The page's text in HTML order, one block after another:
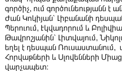
գործիչ, ում գործունեությանն
Ժան Կոկիյան՝ Լիբանանի
Պերուում, Էկվադորում և
Թավրոշյանին՝ Լիտվայում,
եղել է դեսպան
Հորվաթների և Սլովենների
վարչապետ։